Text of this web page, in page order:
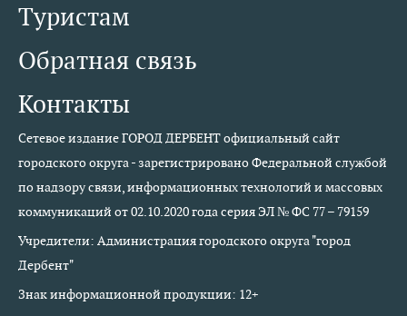
Туристам
Обратная связь
Контакты
Сетевое издание ГОРОД ДЕРБЕНТ официальный сайт
городского округа - зарегистрировано Федеральной службой
по надзору связи, информационных технологий и массовых
коммуникаций от 02.10.2020 года серия ЭЛ № ФС 77 – 79159
Учредители: Администрация городского округа "город
Дербент"
Знак информационной продукции: 12+